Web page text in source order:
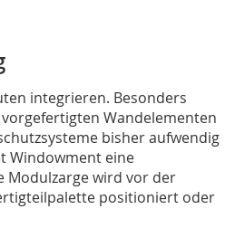
integrieren. Besonders
Wandelementen
bisher aufwendig
Windowment eine
Modulzarge wird vor der
positioniert oder